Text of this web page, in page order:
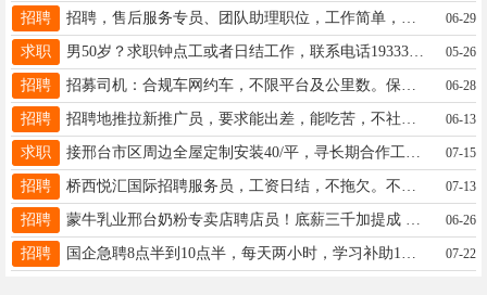
招聘 06-29
求职 男50岁？求职钟点工或者日结工作，联系电话19333972152 05-26
招聘 06-28
招聘 06-13
求职 07-15
招聘 07-13
招聘 06-26
招聘 07-22